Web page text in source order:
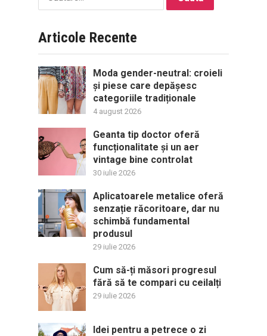
după:
Articole Recente
Moda gender-neutral: croieli
și piese care depășesc
categoriile tradiționale
4 august 2026
Geanta tip doctor oferă
funcționalitate și un aer
vintage bine controlat
30 iulie 2026
Aplicatoarele metalice oferă
senzație răcoritoare, dar nu
schimbă fundamental
produsul
29 iulie 2026
Cum să-ți măsori progresul
fără să te compari cu ceilalți
29 iulie 2026
Idei pentru a petrece o zi